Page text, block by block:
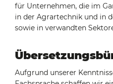
für Unternehmen, die im
in der Agrartechnik und in
sowie in verwandten
Aufgrund unserer